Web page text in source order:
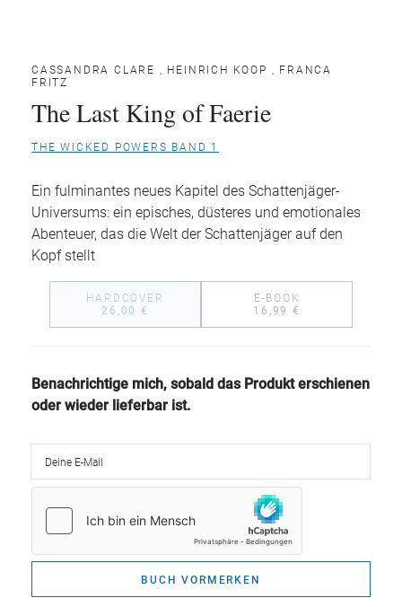
CASSANDRA CLARE , HEINRICH KOOP , FRANCA
FRITZ
The Last King of Faerie
THE WICKED POWERS BAND 1
Ein fulminantes neues Kapitel des Schattenjäger-
Universums: ein episches, düsteres und emotionales
Abenteuer, das die Welt der Schattenjäger auf den
Kopf stellt
HARDCOVER
26,00 €
E-BOOK
16,99 €
Benachrichtige mich, sobald das Produkt erschienen
oder wieder lieferbar ist.
BUCH VORMERKEN